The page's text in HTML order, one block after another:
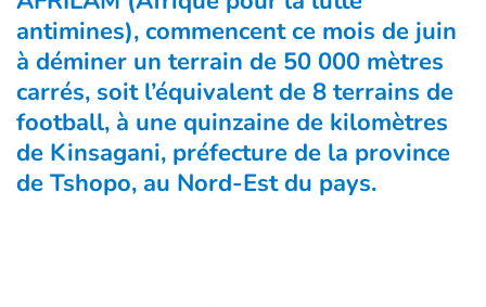
antimines), commencent ce mois de juin
à déminer un terrain de 50 000 mètres
carrés, soit l’équivalent de 8 terrains de
football, à une quinzaine de kilomètres
de Kinsagani, préfecture de la province
de Tshopo, au Nord-Est du pays.